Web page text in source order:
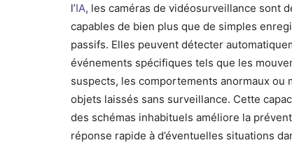
l’IA, les caméras de vidéosurveillance sont
capables de bien plus que de simples
passifs. Elles peuvent détecter
événements spécifiques tels que les
suspects, les comportements anormaux ou
objets laissés sans surveillance. Cette
des schémas inhabituels améliore la
réponse rapide à d’éventuelles situations